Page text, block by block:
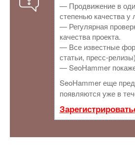
— Продвижение в
степенью качества
— Регулярная
качества проекта.
— Все известные
статьи, пресс-
— SeoHammer
SeoHammer еще
появляются уже в